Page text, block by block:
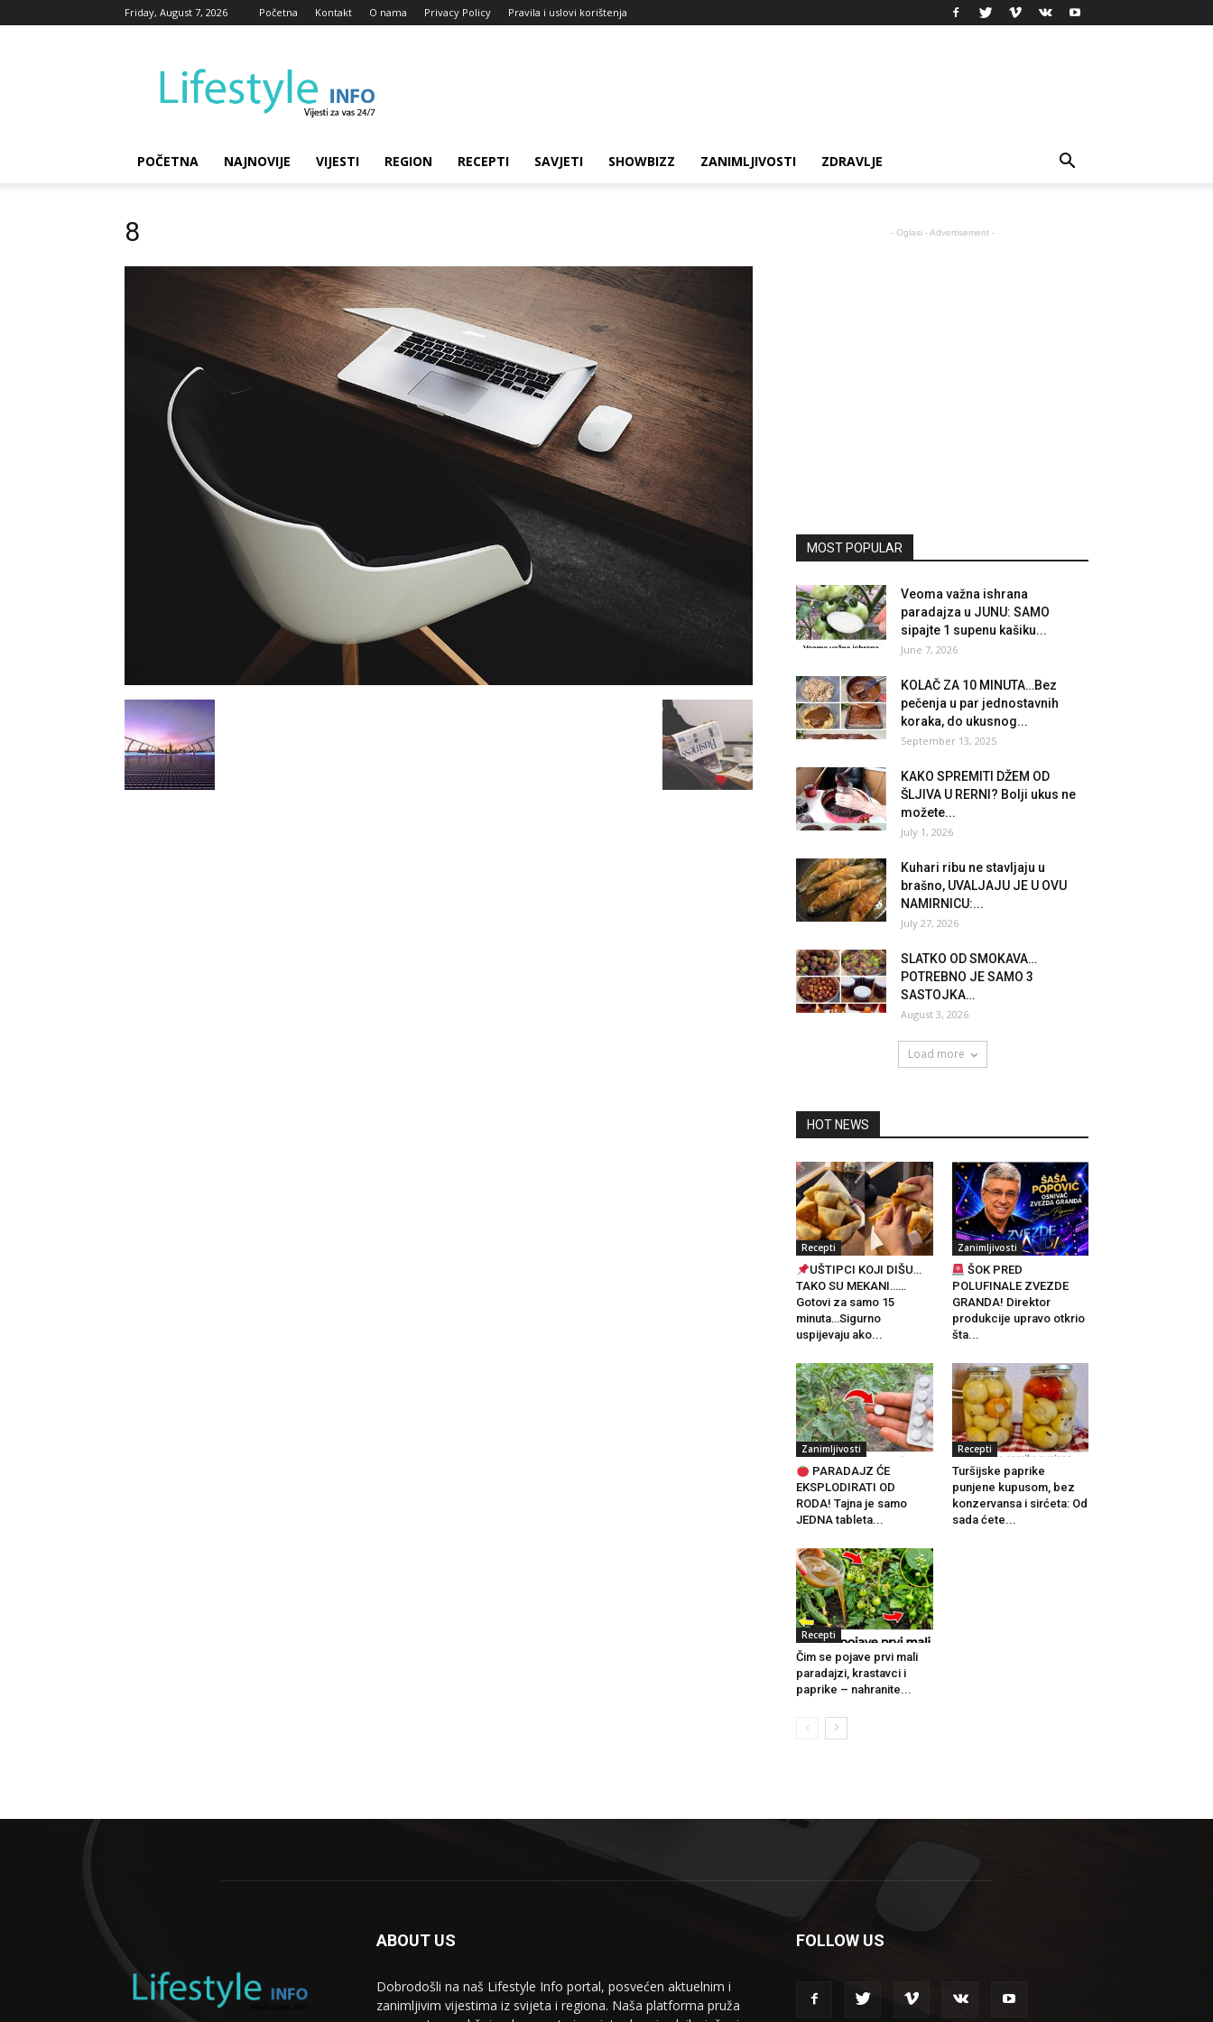
Friday, August 7, 2026 Početna Kontakt O nama Privacy Policy Pravila i uslovi korištenja
Info
POČETNA NAJNOVIJE VIJESTI REGION RECEPTI SAVJETI SHOWBIZZ ZANIMLJIVOSTI ZDRAVLJE
8 - Oglasi - Advertisement -
MOST POPULAR
Veoma važna ishrana
paradajza u JUNU: SAMO
sipajte 1 supenu kašiku...
June 7, 2026
KOLAČ ZA 10 MINUTA…Bez
pečenja u par jednostavnih
koraka, do ukusnog...
September 13, 2025
KAKO SPREMITI DŽEM OD
ŠLJIVA U RERNI? Bolji ukus ne
možete...
July 1, 2026
Kuhari ribu ne stavljaju u
brašno, UVALJAJU JE U OVU
NAMIRNICU:...
July 27, 2026
SLATKO OD SMOKAVA…
POTREBNO JE SAMO 3
SASTOJKA…
August 3, 2026
Load more
HOT NEWS
Recepti
UŠTIPCI KOJI DIŠU…
TAKO SU MEKANI……
Gotovi za samo 15
minuta…Sigurno
uspijevaju ako...
Zanimljivosti
ŠOK PRED
POLUFINALE ZVEZDE
GRANDA! Direktor
produkcije upravo otkrio
šta...
Zanimljivosti
PARADAJZ ĆE
EKSPLODIRATI OD
RODA! Tajna je samo
JEDNA tableta...
Recepti
Turšijske paprike
punjene kupusom, bez
konzervansa i sirćeta: Od
sada ćete...
Recepti
Čim se pojave prvi mali
paradajzi, krastavci i
paprike – nahranite...
ABOUT US
Dobrodošli na naš Lifestyle Info portal, posvećen aktuelnim i
zanimljivim vijestima iz svijeta i regiona. Naša platforma pruža
FOLLOW US